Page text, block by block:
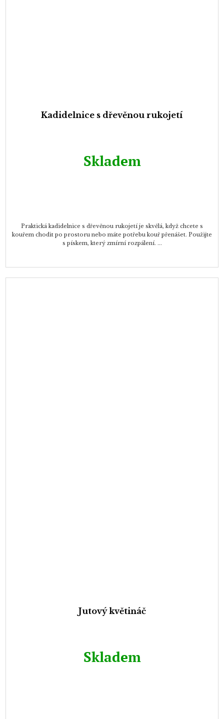
Kadidelnice s dřevěnou rukojetí
Skladem
Praktická kadidelnice s dřevěnou rukojetí je skvělá, když chcete s
kouřem chodit po prostoru nebo máte potřebu kouř přenášet. Použijte
s pískem, který zmírní rozpálení. ...
Jutový květináč
Skladem